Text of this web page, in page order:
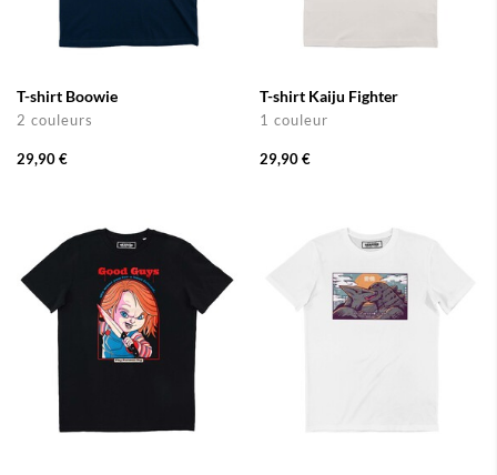
T-shirt Boowie
2 couleurs
29,90 €
T-shirt Kaiju Fighter
1 couleur
29,90 €